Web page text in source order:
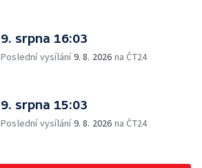
9. srpna 16:03
Poslední vysílání9. 8. 2026 na ČT24
9. srpna 15:03
Poslední vysílání9. 8. 2026 na ČT24